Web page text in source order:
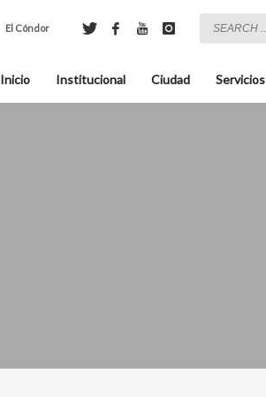
El Cóndor
Inicio Institucional Ciudad Servicios